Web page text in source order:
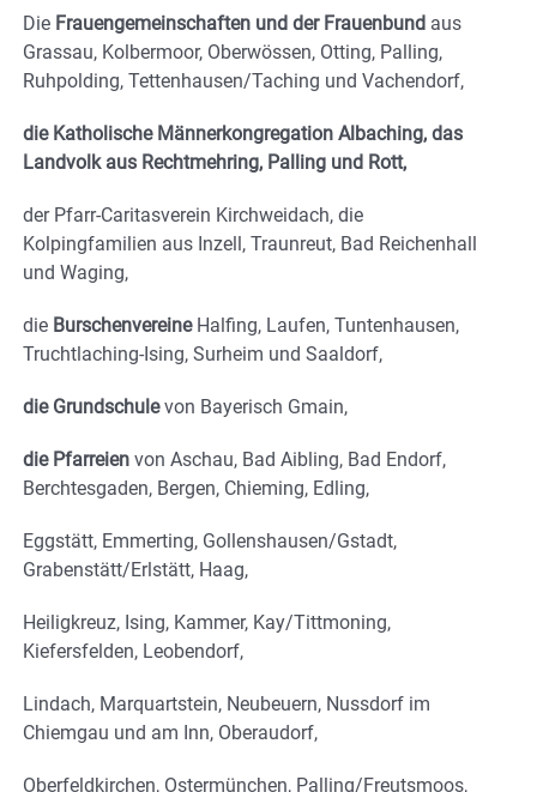
Die Frauengemeinschaften und der Frauenbund aus
Grassau, Kolbermoor, Oberwössen, Otting, Palling,
Ruhpolding, Tettenhausen/Taching und Vachendorf,
die Katholische Männerkongregation Albaching, das
Landvolk aus Rechtmehring, Palling und Rott,
der Pfarr-Caritasverein Kirchweidach, die
Kolpingfamilien aus Inzell, Traunreut, Bad Reichenhall
und Waging,
die BurschenvereineHalfing, Laufen, Tuntenhausen,
Truchtlaching-Ising, Surheim und Saaldorf,
die Grundschulevon Bayerisch Gmain,
die Pfarreien von Aschau, Bad Aibling, Bad Endorf,
Berchtesgaden, Bergen, Chieming, Edling,
Eggstätt, Emmerting, Gollenshausen/Gstadt,
Grabenstätt/Erlstätt, Haag,
Heiligkreuz, Ising, Kammer, Kay/Tittmoning,
Kiefersfelden, Leobendorf,
Lindach, Marquartstein, Neubeuern, Nussdorf im
Chiemgau und am Inn, Oberaudorf,
Oberfeldkirchen, Ostermünchen, Palling/Freutsmoos,